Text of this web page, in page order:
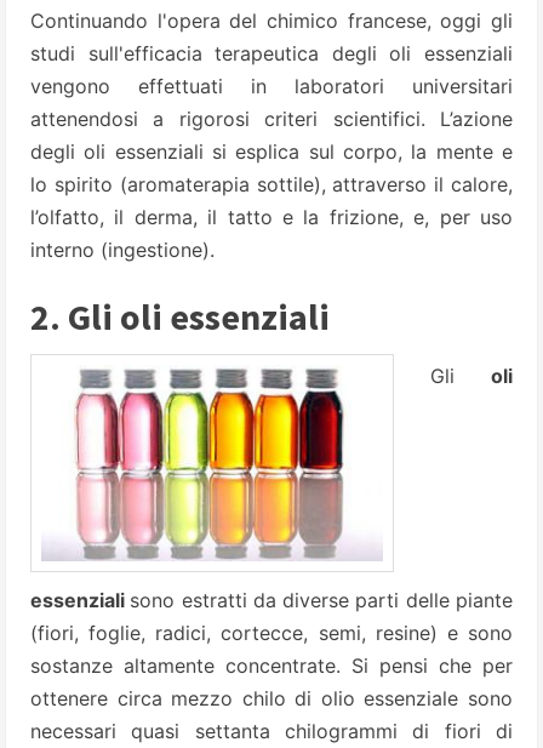
Continuando l'opera del chimico francese, oggi gli
studi sull'efficacia terapeutica degli oli essenziali
vengono effettuati in laboratori universitari
attenendosi a rigorosi criteri scientifici. L’azione
degli oli essenziali si esplica sul corpo, la mente e
lo spirito (aromaterapia sottile), attraverso il calore,
l’olfatto, il derma, il tatto e la frizione, e, per uso
interno (ingestione).
2. Gli oli essenziali
Gli oli
essenziali sono estratti da diverse parti delle piante
(fiori, foglie, radici, cortecce, semi, resine) e sono
sostanze altamente concentrate. Si pensi che per
ottenere circa mezzo chilo di olio essenziale sono
necessari quasi settanta chilogrammi di fiori di